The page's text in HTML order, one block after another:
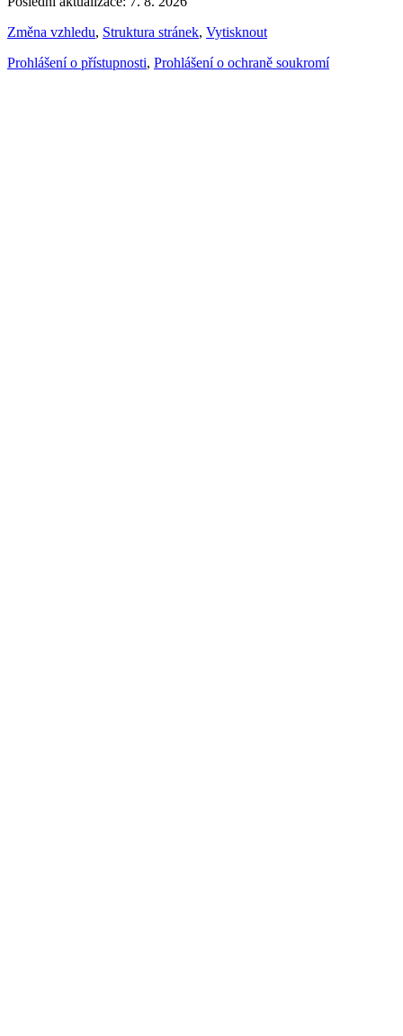
Změna vzhledu, Struktura stránek, Vytisknout
Prohlášení o přístupnosti, Prohlášení o ochraně soukromí